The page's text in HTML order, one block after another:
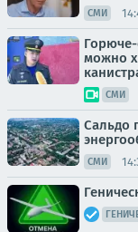
СМИ
можно
СМИ
Сальдо
СМИ